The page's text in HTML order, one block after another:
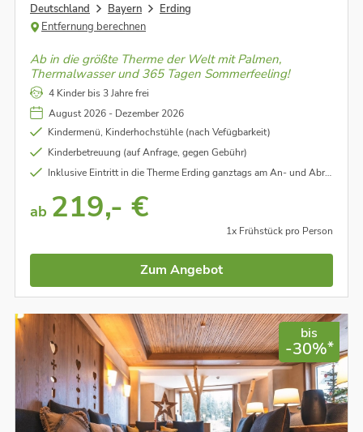
Deutschland Bayern
Erding
Entfernung berechnen
Ab in die größte Therme der Welt mit Palmen,
Thermalwasser und 365 Tagen Sommerfeeling!
4 Kinder bis 3 Jahre frei
August 2026 - Dezember 2026
Kindermenü, Kinderhochstühle (nach Vefügbarkeit)
Kinderbetreuung (auf Anfrage, gegen Gebühr)
Inklusive Eintritt in die Therme Erding ganztags am An- und Abreisetag (ohne Sauna und VitalOase)
ab 219,- €
1x Frühstück pro Person
Zum Angebot
bis
-30%*